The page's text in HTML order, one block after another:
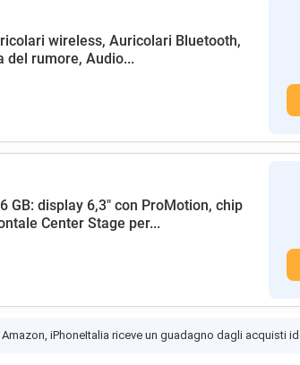
wireless, Auricolari Bluetooth,
del rumore, Audio...
GB: display 6,3" con ProMotion, chip
Center Stage per...
iPhoneItalia riceve un guadagno dagli acquisti